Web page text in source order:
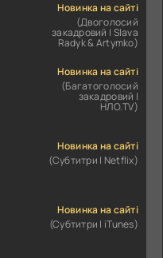
Новинка на сайті
(Двоголосий
закадровий | Slava
Radyk & Artymko)
Новинка на сайті
(Багатоголосий
закадровий |
НЛО.TV)
Новинка на сайті
(Субтитри | Netflix)
Новинка на сайті
(Субтитри | iTunes)